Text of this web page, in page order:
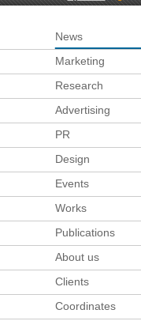
News
Marketing
Research
Advertising
PR
Design
Events
Works
Publications
About us
Clients
Coordinates